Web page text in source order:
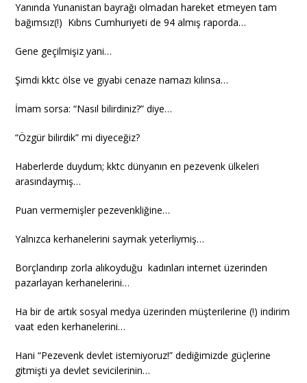
Yanında Yunanistan bayrağı olmadan hareket etmeyen tam
bağımsız(!) Kıbrıs Cumhuriyeti de 94 almış raporda…
Gene geçilmişiz yani…
Şimdi kktc ölse ve gıyabi cenaze namazı kılınsa…
İmam sorsa: “Nasıl bilirdiniz?” diye…
“Özgür bilirdik” mi diyeceğiz?
Haberlerde duydum; kktc dünyanın en pezevenk ülkeleri
arasındaymış…
Puan vermemişler pezevenkliğine…
Yalnızca kerhanelerini saymak yeterliymiş…
Borçlandırıp zorla alıkoyduğu kadınları internet üzerinden
pazarlayan kerhanelerini…
Ha bir de artık sosyal medya üzerinden müşterilerine (!) indirim
vaat eden kerhanelerini…
Hani “Pezevenk devlet istemiyoruz!” dediğimizde güçlerine
gitmişti ya devlet sevicilerinin…